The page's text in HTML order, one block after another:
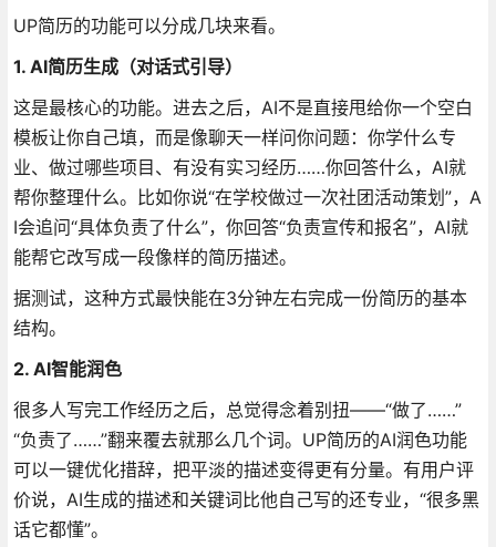
UP简历的功能可以分成几块来看。
1. AI简历生成（对话式引导）
这是最核心的功能。进去之后，AI不是直接甩给你一个空白
模板让你自己填，而是像聊天一样问你问题：你学什么专
业、做过哪些项目、有没有实习经历……你回答什么，AI就
帮你整理什么。比如你说“在学校做过一次社团活动策划”，A
I会追问“具体负责了什么”，你回答“负责宣传和报名”，AI就
能帮它改写成一段像样的简历描述。
据测试，这种方式最快能在3分钟左右完成一份简历的基本
结构。
2. AI智能润色
很多人写完工作经历之后，总觉得念着别扭——“做了……”
“负责了……”翻来覆去就那么几个词。UP简历的AI润色功能
可以一键优化措辞，把平淡的描述变得更有分量。有用户评
价说，AI生成的描述和关键词比他自己写的还专业，“很多黑
话它都懂”。